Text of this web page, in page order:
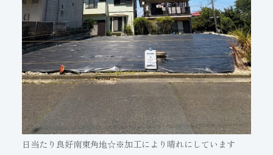
日当たり良好南東角地☆※加工により晴れにしています